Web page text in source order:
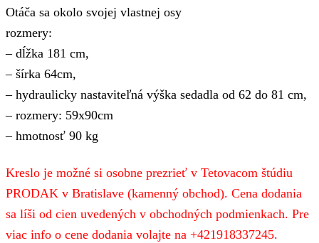
Otáča sa okolo svojej vlastnej osy
rozmery:
– dĺžka 181 cm,
– šírka 64cm,
– hydraulicky nastaviteľná výška sedadla od 62 do 81 cm,
– rozmery: 59x90cm
– hmotnosť 90 kg
Kreslo je možné si osobne prezrieť v Tetovacom štúdiu
PRODAK v Bratislave (kamenný obchod). Cena dodania
sa líši od cien uvedených v obchodných podmienkach. Pre
viac info o cene dodania volajte na +421918337245.